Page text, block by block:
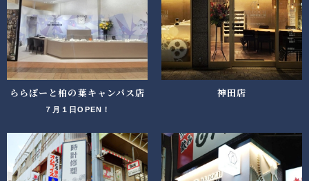
ららぽーと柏の葉キャンパス店
７月１日OPEN！
神田店